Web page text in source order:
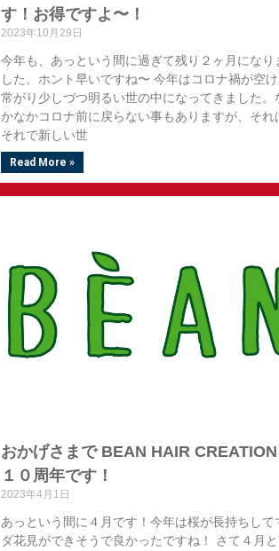
す！お得ですよ〜！
2023年10月29日
今年も、あっという間に過ぎて残り２ヶ月になり
した。ホント早いですね〜 今年はコロナ禍が空け
常がり少しづつ明るい世の中になってきました。
かなかコロナ前に戻らない事もありますが、それ
それで新しい世
Read More »
おかげさまで BEAN HAIR
１０周年です！
2023年4月1日
あっという間に４月です！今年は桜が長持ちして
ダ花見ができそうで良かったですね！ さて４月